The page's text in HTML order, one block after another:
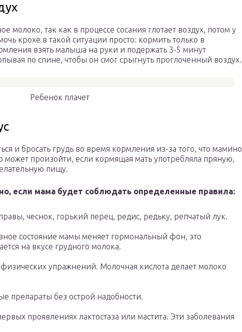
молоко, так как в процессе сосания глотает воздух, потом у
крохе в такой ситуации просто: кормить только в
взять малыша на руки и подержать 3-5 минут
по спине, чтобы он смог срыгнуть проглоченный воздух.
Ребенок плачет
и бросать грудь во время кормления из-за того, что мамино
может произойти, если кормящая мать употребляла пряную,
пищу.
если мама будет соблюдать определенные правила:
чеснок, горький перец, редис, редьку, репчатый лук.
состояние мамы меняет гормональный фон, это
на вкусе грудного молока.
упражнений. Молочная кислота делает молоко
препараты без острой надобности.
проявлениях лактостаза или мастита. Эти заболевания